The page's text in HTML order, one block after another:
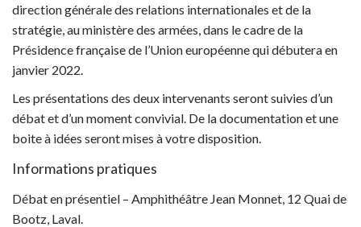
direction générale des relations internationales et de la
stratégie, au ministère des armées, dans le cadre de la
Présidence française de l’Union européenne qui débutera en
janvier 2022.
Les présentations des deux intervenants seront suivies d’un
débat et d’un moment convivial. De la documentation et une
boite à idées seront mises à votre disposition.
Informations pratiques
Débat en présentiel – Amphithéâtre Jean Monnet, 12 Quai de
Bootz, Laval.